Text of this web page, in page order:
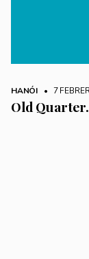
HANÓI • 7
Old